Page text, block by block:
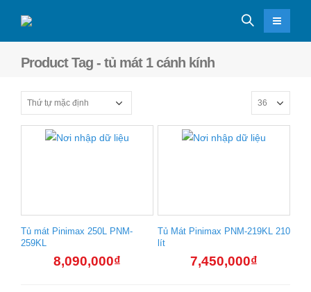
Product Tag - tủ mát 1 cánh kính
Tủ mát Pinimax 250L PNM-
259KL
8,090,000₫
Tủ Mát Pinimax PNM-219KL 210
lít
7,450,000₫